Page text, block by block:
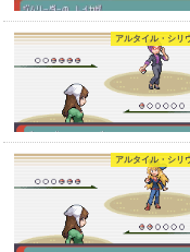
アルタイル・シリ
アルタイル・シリ